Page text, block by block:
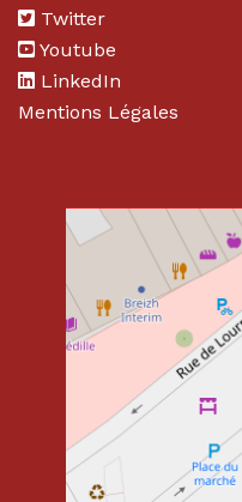
Twitter
Youtube
LinkedIn
Mentions Légales